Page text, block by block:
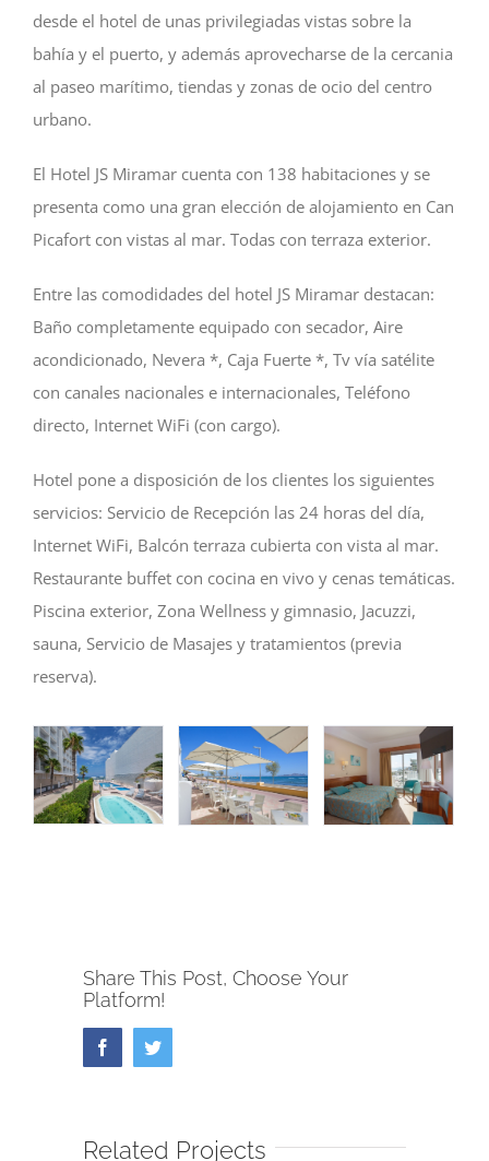
desde el hotel de unas privilegiadas vistas sobre la
bahía y el puerto, y además aprovecharse de la cercania
al paseo marítimo, tiendas y zonas de ocio del centro
urbano.
El Hotel JS Miramar cuenta con 138 habitaciones y se
presenta como una gran elección de alojamiento en Can
Picafort con vistas al mar. Todas con terraza exterior.
Entre las comodidades del hotel JS Miramar destacan:
Baño completamente equipado con secador, Aire
acondicionado, Nevera *, Caja Fuerte *, Tv vía satélite
con canales nacionales e internacionales, Teléfono
directo, Internet WiFi (con cargo).
Hotel pone a disposición de los clientes los siguientes
servicios: Servicio de Recepción las 24 horas del día,
Internet WiFi, Balcón terraza cubierta con vista al mar.
Restaurante buffet con cocina en vivo y cenas temáticas.
Piscina exterior, Zona Wellness y gimnasio, Jacuzzi,
sauna, Servicio de Masajes y tratamientos (previa
reserva).
Share This Post, Choose Your
Platform!
FacebookTwitter
Related Projects